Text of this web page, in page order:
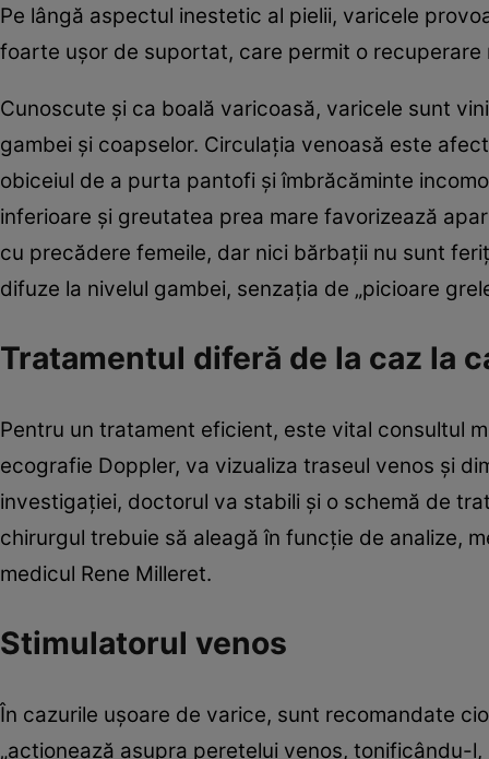
Pe lângă aspectul inestetic al pielii, varicele
foarte uşor de suportat, care permit o
Cunoscute şi ca boală varicoasă, varicele sunt
gambei şi coapselor. Circulaţia venoasă este
obiceiul de a purta pantofi şi îmbrăcăminte
inferioare şi greutatea prea mare favorizează
cu precădere femeile, dar nici bărbaţii nu sunt
difuze la nivelul gambei, senzaţia de „picioare
Tratamentul diferă de la caz la
Pentru un tratament eficient, este vital consultul
ecografie Doppler, va vizualiza traseul venos şi
investigaţiei, doctorul va stabili şi o schemă de
chirurgul trebuie să aleagă în funcţie de analize,
medicul Rene Milleret.
Stimulatorul venos
În cazurile uşoare de varice, sunt recomandate
„acţionează asupra peretelui venos, tonificându-